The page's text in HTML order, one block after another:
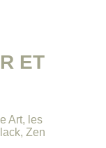
ET
Art, les
, Zen